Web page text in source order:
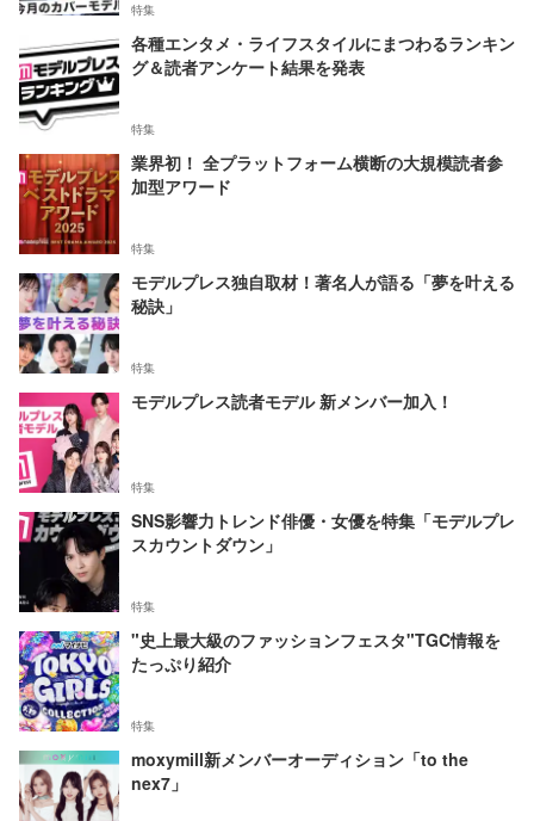
特集
各種エンタメ・ライフスタイルにまつわるランキン
グ＆読者アンケート結果を発表
特集
業界初！ 全プラットフォーム横断の大規模読者参
加型アワード
特集
モデルプレス独自取材！著名人が語る「夢を叶える
秘訣」
特集
モデルプレス読者モデル 新メンバー加入！
特集
SNS影響力トレンド俳優・女優を特集「モデルプレ
スカウントダウン」
特集
"史上最大級のファッションフェスタ"TGC情報を
たっぷり紹介
特集
moxymill新メンバーオーディション「to the
nex7」